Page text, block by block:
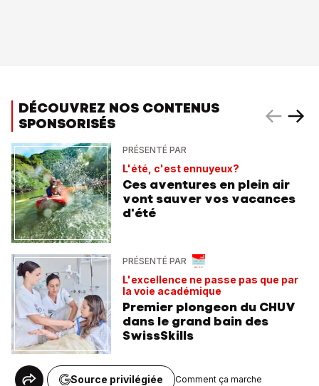
DÉCOUVREZ NOS CONTENUS
SPONSORISÉS
PRÉSENTÉ PAR
L'été, c'est ennuyeux?
Ces aventures en plein air
vont sauver vos vacances
d'été
PRÉSENTÉ PAR
L'excellence ne passe pas que par
la voie académique
Premier plongeon du CHUV
dans le grand bain des
SwissSkills
Source privilégiée Comment ça marche